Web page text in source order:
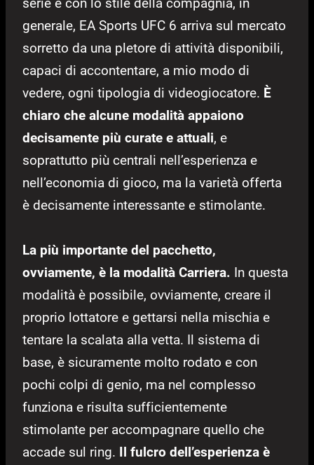
generale, EA Sports UFC 6 arriva sul mercato
sorretto da una pletore di attività disponibili,
capaci di accontentare, a mio modo di
vedere, ogni tipologia di videogiocatore. È
chiaro che alcune modalità appaiono
decisamente più curate e attuali, e
soprattutto più centrali nell’esperienza e
nell’economia di gioco, ma la varietà offerta
è decisamente interessante e stimolante.
La più importante del pacchetto,
ovviamente, è la modalità Carriera. In questa
modalità è possibile, ovviamente, creare il
proprio lottatore e gettarsi nella mischia e
tentare la scalata alla vetta. Il sistema di
base, è sicuramente molto rodato e con
pochi colpi di genio, ma nel complesso
funziona e risulta sufficientemente
stimolante per accompagnare quello che
accade sul ring. Il fulcro dell’esperienza è